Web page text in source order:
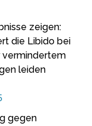
zeigen:
die Libido bei
vermindertem
leiden
gegen